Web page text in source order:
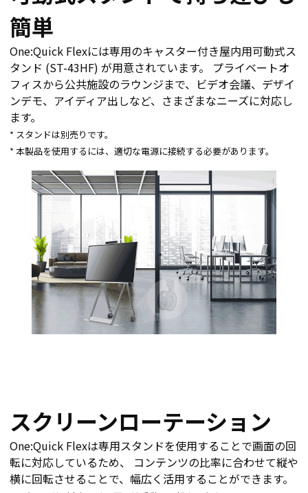
簡単
One:Quick Flexには専用のキャスター付き屋内用可動式ス
タンド (ST-43HF) が用意されています。 プライベートオ
フィスから公共施設のラウンジまで、ビデオ会議、デザイ
ンデモ、アイディア出しなど、さまざまなニーズに対応し
ます。
* スタンドは別売りです。
* 本製品を使用するには、適切な電源に接続する必要があります。
スクリーンローテーション
One:Quick Flexは専用スタンドを使用することで画面の回
転に対応しているため、 コンテンツの比率に合わせて縦や
横に回転させることで、幅広く活用することができます。